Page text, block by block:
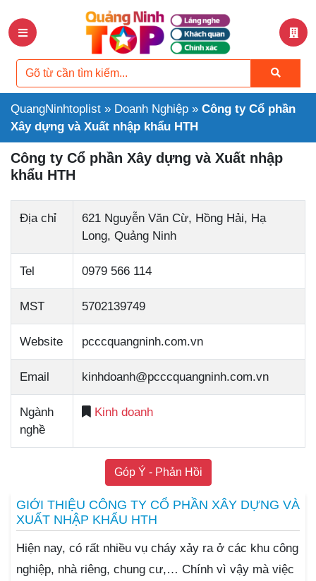
QuangNinhtoplist » Doanh Nghiệp » Công ty Cổ phần
Xây dựng và Xuất nhập khẩu HTH
Công ty Cổ phần Xây dựng và Xuất nhập
khẩu HTH
Địa chỉ
621 Nguyễn Văn Cừ, Hồng Hải, Hạ
Long, Quảng Ninh
Tel 0979 566 114
MST 5702139749
Website pcccquangninh.com.vn
Email kinhdoanh@pcccquangninh.com.vn
Ngành
nghề
Kinh doanh
Góp Ý - Phản Hồi
GIỚI THIỆU CÔNG TY CỔ PHẦN XÂY DỰNG VÀ
XUẤT NHẬP KHẨU HTH
Hiện nay, có rất nhiều vụ cháy xảy ra ở các khu công
nghiệp, nhà riêng, chung cư,… Chính vì vậy mà việc